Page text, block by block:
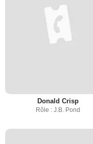
Donald Crisp
Rôle : J.B. Pond